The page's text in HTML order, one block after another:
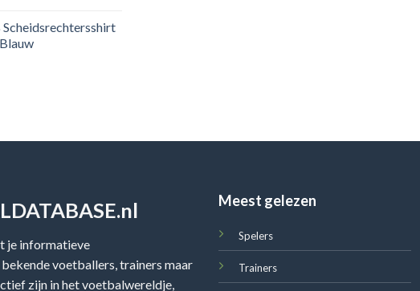
je informatieve
voetballers, trainers maar
zijn in het voetbalwereldje,
Meest gelezen
Spelers
Trainers